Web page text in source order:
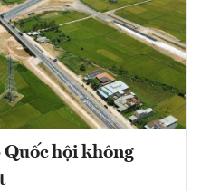
hội không